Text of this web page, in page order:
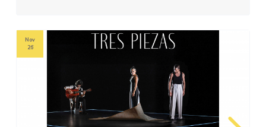
Nov
26